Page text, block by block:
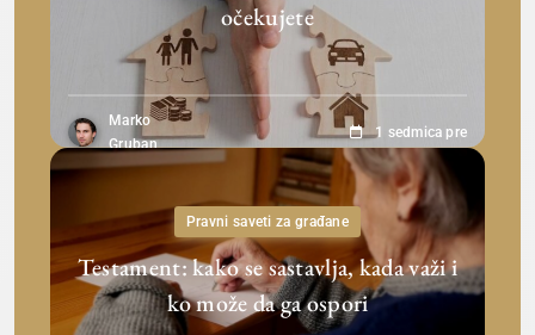
očekujete
Marko
Gruban
1 sedmica pre
Pravni saveti za građane
Testament: kako se sastavlja, kada važi i
ko može da ga ospori